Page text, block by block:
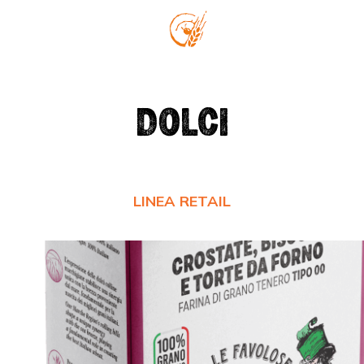
DOLCI
LINEA RETAIL